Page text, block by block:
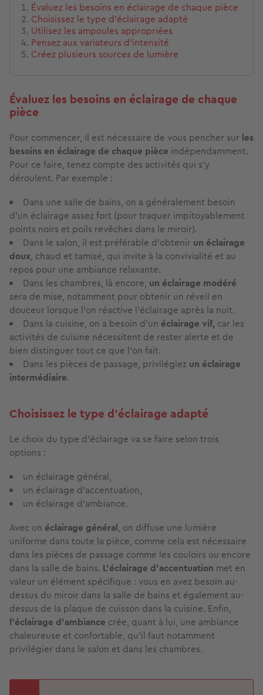
Évaluez les besoins en éclairage de chaque pièce
Choisissez le type d’éclairage adapté
Utilisez les ampoules appropriées
Pensez aux variateurs d’intensité
Créez plusieurs sources de lumière
Évaluez les besoins en éclairage de chaque
pièce
Pour commencer, il est nécessaire de vous pencher sur les
besoins en éclairage de chaque pièce indépendamment.
Pour ce faire, tenez compte des activités qui s’y
déroulent. Par exemple :
Dans une salle de bains, on a généralement besoin
d’un éclairage assez fort (pour traquer impitoyablement
points noirs et poils revêches dans le miroir).
Dans le salon, il est préférable d’obtenir un éclairage
doux, chaud et tamisé, qui invite à la convivialité et au
repos pour une ambiance relaxante.
Dans les chambres, là encore, un éclairage modéré
sera de mise, notamment pour obtenir un réveil en
douceur lorsque l’on réactive l’éclairage après la nuit.
Dans la cuisine, on a besoin d’un éclairage vif, car les
activités de cuisine nécessitent de rester alerte et de
bien distinguer tout ce que l’on fait.
Dans les pièces de passage, privilégiez un éclairage
intermédiaire.
Choisissez le type d’éclairage adapté
Le choix du type d’éclairage va se faire selon trois
options :
un éclairage général,
un éclairage d’accentuation,
un éclairage d’ambiance.
Avec un éclairage général, on diffuse une lumière
uniforme dans toute la pièce, comme cela est nécessaire
dans les pièces de passage comme les couloirs ou encore
dans la salle de bains. L’éclairage d’accentuation met en
valeur un élément spécifique : vous en avez besoin au-
dessus du miroir dans la salle de bains et également au-
dessus de la plaque de cuisson dans la cuisine. Enfin,
l’éclairage d’ambiance crée, quant à lui, une ambiance
chaleureuse et confortable, qu’il faut notamment
privilégier dans le salon et dans les chambres.